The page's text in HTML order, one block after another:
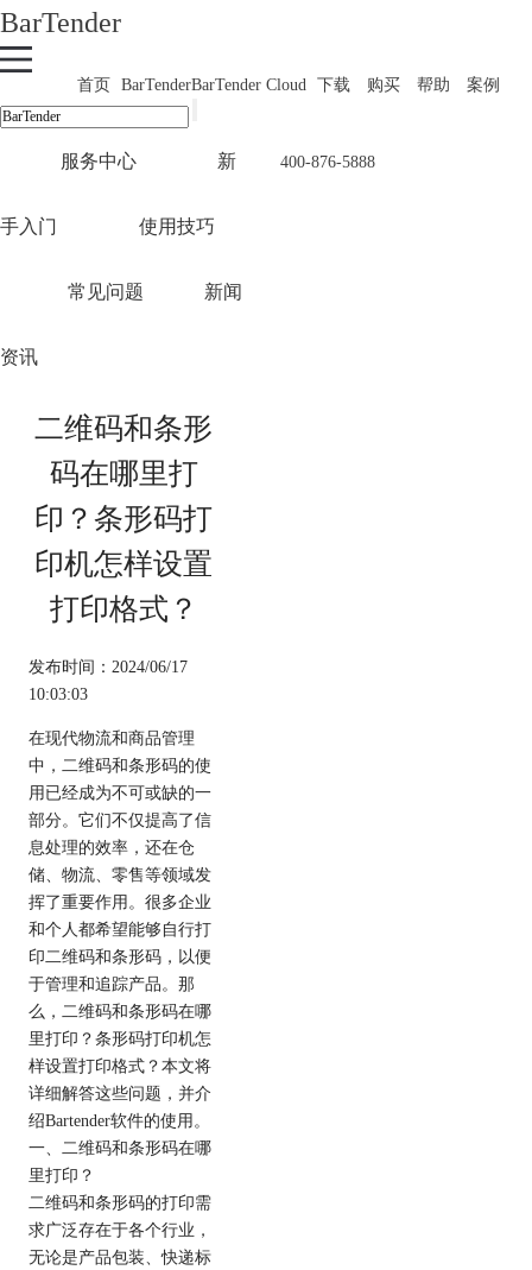
BarTender
首页 BarTenderBarTender Cloud 下载 购买 帮助 案例
400-876-5888
服务中心 新
手入门 使用技巧
常见问题 新闻
资讯
二维码和条形
码在哪里打
印？条形码打
印机怎样设置
打印格式？
发布时间：2024/06/17
10:03:03
在现代物流和商品管理
中，二维码和条形码的使
用已经成为不可或缺的一
部分。它们不仅提高了信
息处理的效率，还在仓
储、物流、零售等领域发
挥了重要作用。很多企业
和个人都希望能够自行打
印二维码和条形码，以便
于管理和追踪产品。那
么，二维码和条形码在哪
里打印？条形码打印机怎
样设置打印格式？本文将
详细解答这些问题，并介
绍Bartender软件的使用。
一、二维码和条形码在哪
里打印？
二维码和条形码的打印需
求广泛存在于各个行业，
无论是产品包装、快递标